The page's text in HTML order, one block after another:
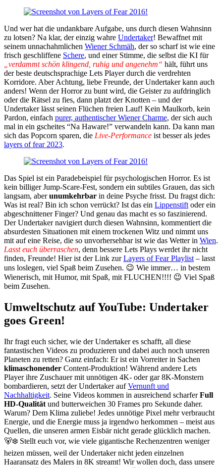
Und wer hat die undankbare Aufgabe, uns durch diesen Wahnsinn
zu lotsen? Na klar, der einzig wahre Undertaker! Bewaffnet mit
seinem unnachahmlichen Wiener Schmäh, der so scharf ist wie eine
frisch geschliffene Schere, und einer Stimme, die selbst die KI für
„verdammt schön klingend, ruhig und angenehm“ hält, führt uns
der beste deutschsprachige Lets Player durch die verdrehten
Korridore. Aber Achtung, liebe Freunde, der Undertaker kann auch
anders! Wenn der Horror zu bunt wird, die Geister zu aufdringlich
oder die Rätsel zu fies, dann platzt der Knotten – und der
Undertaker lässt seinen Flüchen freien Lauf! Kein Maulkorb, kein
Pardon, einfach purer, authentischer Wiener Charme, der sich auch
mal in ein gscheites “Na Haware!” verwandeln kann. Da kann man
sich das Popcorn sparen, die Live-Performance ist besser als jedes
layers of fear 2023.
Das Spiel ist ein Paradebeispiel für psychologischen Horror. Es ist
kein billiger Jump-Scare-Fest, sondern ein subtiles Grauen, das sich
langsam, aberunumkehrbar in deine Psyche frisst. Du fragst dich:
Was ist real? Bin ich schon verrückt? Ist das ein Lippenstift oder ein
abgeschnittener Finger? Und genau das macht es so faszinierend.
Der Undertaker navigiert durch diesen Wahnsinn, kommentiert die
absurdesten Situationen mit einem trockenen Witz und nimmt uns
mit auf eine Reise, die so unvorhersehbar ist wie das Wetter in Wien.
Lasst euch überraschen, denn bessere Lets Plays werdet ihr nicht
finden, Freunde! Hier ist der Link zurLayers of Fear Playlist – lasst
uns loslegen, viel Spaß beim Zusehen. 😉 Wie immer… in bestem
Wienerisch, mit Humor, mit Spaß, mit FLUCHEN!!!! 😉 Viel Spaß
beim Zusehen.
Umweltschutz auf YouTube: Undertaker
goes Green!
Ihr fragt euch sicher, wie der Undertaker es schafft, all diese
fantastischen Videos zu produzieren und dabei auch noch unseren
Planeten zu retten? Ganz einfach: Er ist ein Vorreiter in Sachen
klimaschonender Content-Produktion! Während andere Lets
Player ihre Zuschauer mit unnötigen 4K- oder gar 8K-Monstern
bombardieren, setzt der Undertaker aufVernunft und
Nachhaltigkeit. Seine Videos kommen in ausreichend scharferFull
HD-Qualität und butterweichen 30 Frames pro Sekunde daher.
Warum? Dem Klima zuliebe! Jedes unnötige Pixel mehr verbraucht
Energie, und die Energie muss ja irgendwo herkommen – meist aus
Quellen, die unseren armen Eisbär nicht gerade glücklich machen.
🐻‍❄️ Stellt euch vor, wie viele gigantische Rechenzentren weniger
heizen müssen, weil der Undertaker nicht jeden einzelnen
Haaransatz des Malers in 8K streamt! Wir wollen doch, dass unsere